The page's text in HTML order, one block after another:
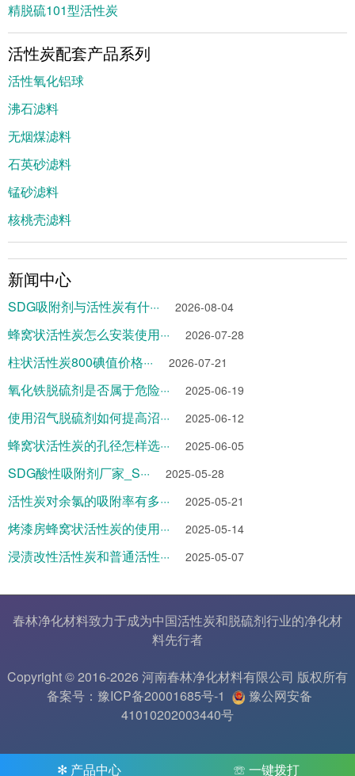
精脱硫101型活性炭
活性炭配套产品系列
活性氧化铝球
沸石滤料
无烟煤滤料
石英砂滤料
锰砂滤料
核桃壳滤料
新闻中心
SDG吸附剂与活性炭有什··· 2026-08-04
蜂窝状活性炭怎么安装使用··· 2026-07-28
柱状活性炭800碘值价格··· 2026-07-21
氧化铁脱硫剂是否属于危险··· 2025-06-19
使用沼气脱硫剂如何提高沼··· 2025-06-12
蜂窝状活性炭的孔径怎样选··· 2025-06-05
SDG酸性吸附剂厂家_S··· 2025-05-28
活性炭对余氯的吸附率有多··· 2025-05-21
烤漆房蜂窝状活性炭的使用··· 2025-05-14
浸渍改性活性炭和普通活性··· 2025-05-07
春林净化材料致力于成为中国活性炭和脱硫剂行业的净化材
料先行者
Copyright © 2016-2026 河南春林净化材料有限公司 版权所有
备案号：豫ICP备20001685号-1
豫公网安备
41010202003440号
✻ 产品中心 ☏ 一键拨打